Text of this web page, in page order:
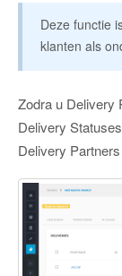
Deze functie
klanten als
Zodra u Delivery
Delivery
Delivery